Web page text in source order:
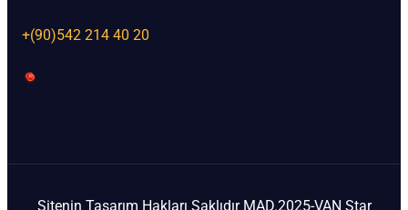
+(90)542 214 40 20
Sitenin Tasarım Hakları Saklıdır MAD.2025-VAN Star